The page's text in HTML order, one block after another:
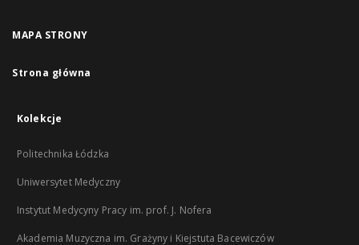
MAPA STRONY
Strona główna
Kolekcje
Politechnika Łódzka
Uniwersytet Medyczny
Instytut Medycyny Pracy im. prof. J. Nofera
Akademia Muzyczna im. Grażyny i Kiejstuta Bacewiczów